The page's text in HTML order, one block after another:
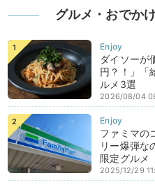
グルメ・おでか
ダイソーが
円？！」「
ルメ3選
2026/08/04
ファミマの
リー爆弾な
限定グルメ
2025/12/29